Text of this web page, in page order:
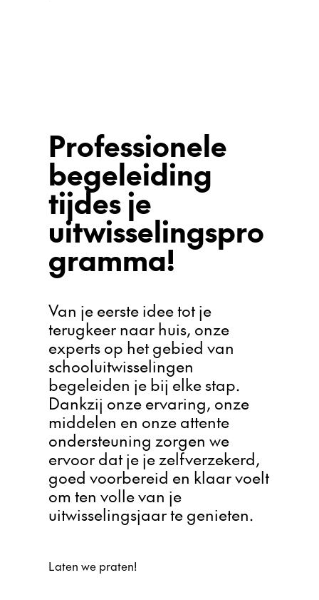
Professionele
begeleiding
tijdes je
uitwisselingspro
gramma!
Van je eerste idee tot je
terugkeer naar huis, onze
experts op het gebied van
schooluitwisselingen
begeleiden je bij elke stap.
Dankzij onze ervaring, onze
middelen en onze attente
ondersteuning zorgen we
ervoor dat je je zelfverzekerd,
goed voorbereid en klaar voelt
om ten volle van je
uitwisselingsjaar te genieten.
Laten we praten!